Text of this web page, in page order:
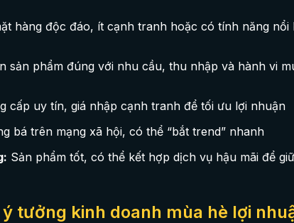
hàng độc đáo, ít cạnh tranh hoặc có tính năng nổi
sản phẩm đúng với nhu cầu, thu nhập và hành vi
cấp uy tín, giá nhập cạnh tranh để tối ưu lợi nhuận
bá trên mạng xã hội, có thể “bắt trend” nhanh
Sản phẩm tốt, có thể kết hợp dịch vụ hậu mãi để
tưởng kinh doanh mùa hè lợi